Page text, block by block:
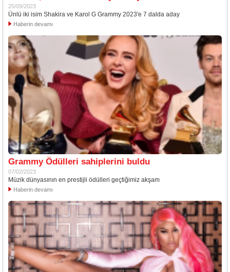
25/09/2023
Ünlü iki isim Shakira ve Karol G Grammy 2023'e 7 dalda aday
Haberin devamı
Grammy Ödülleri sahiplerini buldu
07/02/2023
Müzik dünyasının en prestijli ödülleri geçtiğimiz akşam
Haberin devamı